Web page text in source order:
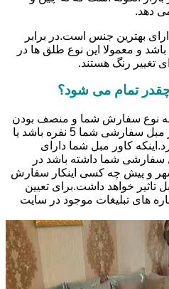
دهد.
بهترین جنس است.در برابر
و معمولا این نوع طلق ها در
تغییر رنگ هستند.
تمام می شود؟
نوع سفارش شما و منصف بودن
دوزنده کاور مبل دارد.اینکه کاور مبل سفارشی شما 5 نفره باشد یا
کاور مبل شما دارای
شما داشته باشد در
شهر و پیش چه کسی اینکار سفارش
تاثیر خواهد داشت.برای تعیین
های تبلیغات موجود در سایت